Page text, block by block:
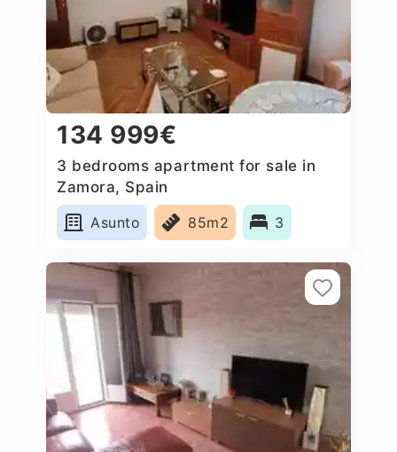
134 999€
3 bedrooms apartment for sale in
Zamora, Spain
Asunto
85m2 3